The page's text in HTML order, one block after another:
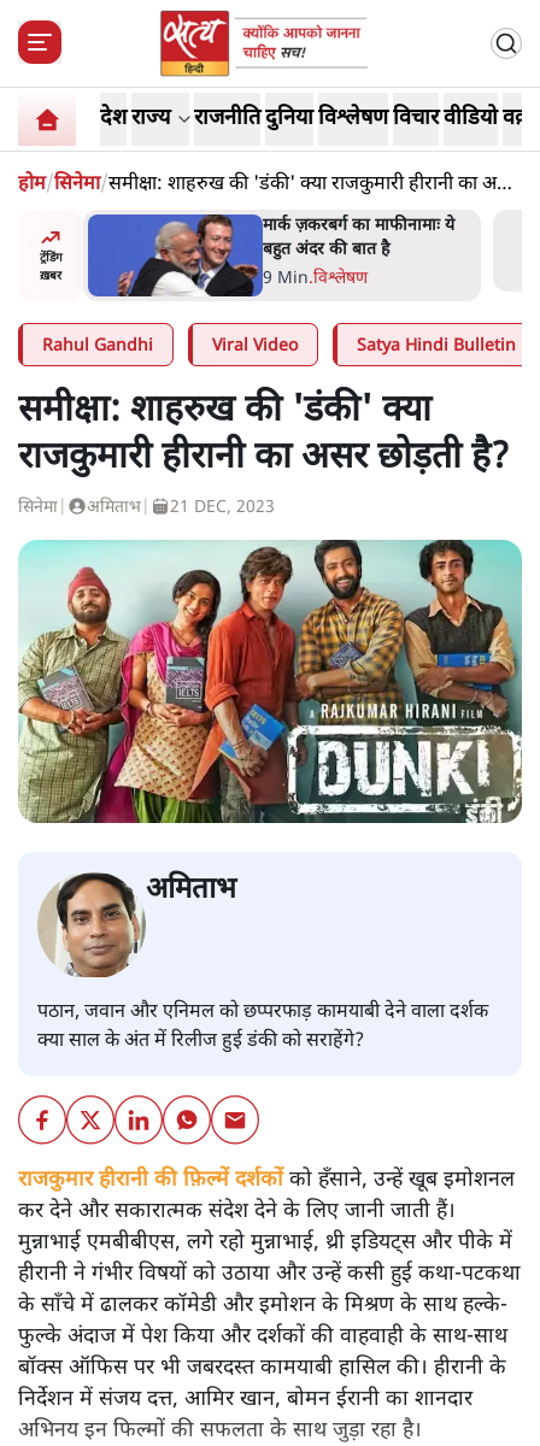
देशराज्य राजनीतिदुनियाविश्लेषणविचारवीडियो
होम/सिनेमा/समीक्षा: शाहरुख की 'डंकी' क्या राजकुमारी हीरानी का असर
छोड़ती है?
ट्रेंडिंग
ख़बर
भागवत
मार्क ज़करबर्ग का माफीनामाः ये
बहुत अंदर की बात है
9 Min.विश्लेषण
Rahul Gandhi Viral Video Satya Hindi Bulletin
समीक्षा: शाहरुख की 'डंकी' क्या
राजकुमारी हीरानी का असर छोड़ती है?
सिनेमा अमिताभ 21 DEC, 2023
अमिताभ
पठान, जवान और एनिमल को छप्परफाड़ कामयाबी देने वाला दर्शक
क्या साल के अंत में रिलीज हुई डंकी को सराहेंगे?
राजकुमार हीरानी की फ़िल्में दर्शकोंको हँसाने, उन्हें खूब इमोशनल
कर देने और सकारात्मक संदेश देने के लिए जानी जाती हैं।
मुन्नाभाई एमबीबीएस, लगे रहो मुन्नाभाई, थ्री इडियट्स और पीके में
हीरानी ने गंभीर विषयों को उठाया और उन्हें कसी हुई कथा-पटकथा
के साँचे में ढालकर कॉमेडी और इमोशन के मिश्रण के साथ हल्के-
फुल्के अंदाज में पेश किया और दर्शकों की वाहवाही के साथ-साथ
बॉक्स ऑफिस पर भी जबरदस्त कामयाबी हासिल की। हीरानी के
निर्देशन में संजय दत्त, आमिर खान, बोमन ईरानी का शानदार
अभिनय इन फिल्मों की सफलता के साथ जुड़ा रहा है।